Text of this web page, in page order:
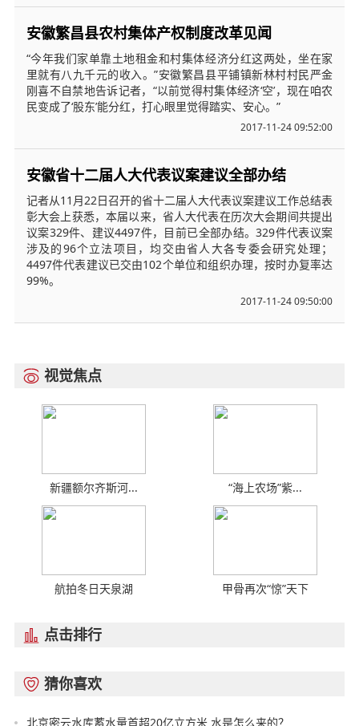
安徽繁昌县农村集体产权制度改革见闻
“今年我们家单靠土地租金和村集体经济分红这两处，坐在家
里就有八九千元的收入。”安徽繁昌县平铺镇新林村村民严金
刚喜不自禁地告诉记者，“以前觉得村集体经济‘空’，现在咱农
民变成了‘股东’能分红，打心眼里觉得踏实、安心。”
2017-11-24 09:52:00
安徽省十二届人大代表议案建议全部办结
记者从11月22日召开的省十二届人大代表议案建议工作总结表
彰大会上获悉，本届以来，省人大代表在历次大会期间共提出
议案329件、建议4497件，目前已全部办结。329件代表议案
涉及的96个立法项目，均交由省人大各专委会研究处理；
4497件代表建议已交由102个单位和组织办理，按时办复率达
99%。
2017-11-24 09:50:00
 视觉焦点
新疆额尔齐斯河... “海上农场”紫...
航拍冬日天泉湖 甲骨再次“惊”天下
 点击排行
 猜你喜欢
北京密云水库蓄水量首超20亿立方米 水是怎么来的？